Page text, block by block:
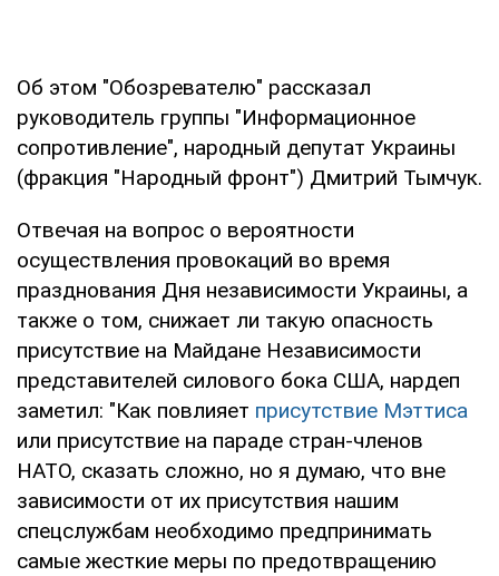
Об этом "Обозревателю" рассказал
руководитель группы "Информационное
сопротивление", народный депутат Украины
(фракция "Народный фронт") Дмитрий Тымчук.
Отвечая на вопрос о вероятности
осуществления провокаций во время
празднования Дня независимости Украины, а
также о том, снижает ли такую опасность
присутствие на Майдане Независимости
представителей силового бока США, нардеп
заметил: "Как повлияет присутствие Мэттиса
или присутствие на параде стран-членов
НАТО, сказать сложно, но я думаю, что вне
зависимости от их присутствия нашим
спецслужбам необходимо предпринимать
самые жесткие меры по предотвращению